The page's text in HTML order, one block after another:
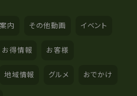
内 その他動画 イベント
お得情報 お客様
地域情報 グルメ おでかけ